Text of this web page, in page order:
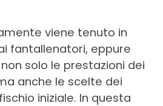
viene tenuto in
fantallenatori, eppure
solo le prestazioni dei
anche le scelte dei
iniziale. In questa